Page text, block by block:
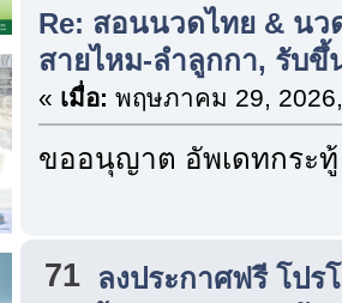
Re: สอนนวดไทย & น
สายไหม-ลำลูกกา, รับขึ้
« เมื่อ: พฤษภาคม 29,
ขออนุญาต อัพเดทกระทู้
71 ลงประกาศฟรี โป